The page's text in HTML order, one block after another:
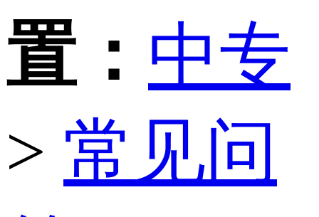
置： 中专
> 常见问